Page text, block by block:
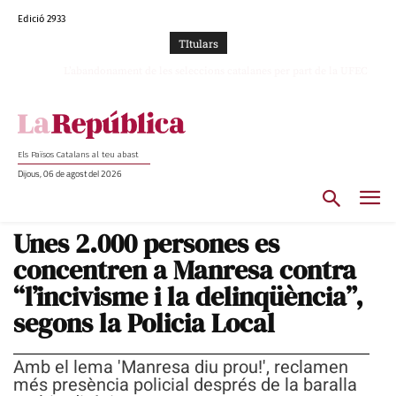
Edició 2933
TItulars
Els Països Catalans al teu abast
Dijous, 06 de agost del 2026
Unes 2.000 persones es
concentren a Manresa contra
“l’incivisme i la delinqüència”,
segons la Policia Local
Amb el lema 'Manresa diu prou!', reclamen
més presència policial després de la baralla